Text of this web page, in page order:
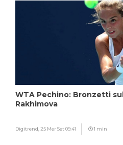
WTA Pechino: Bronzetti
Rakhimova
Digitrend, 25 Mer Set 09:41 1 min